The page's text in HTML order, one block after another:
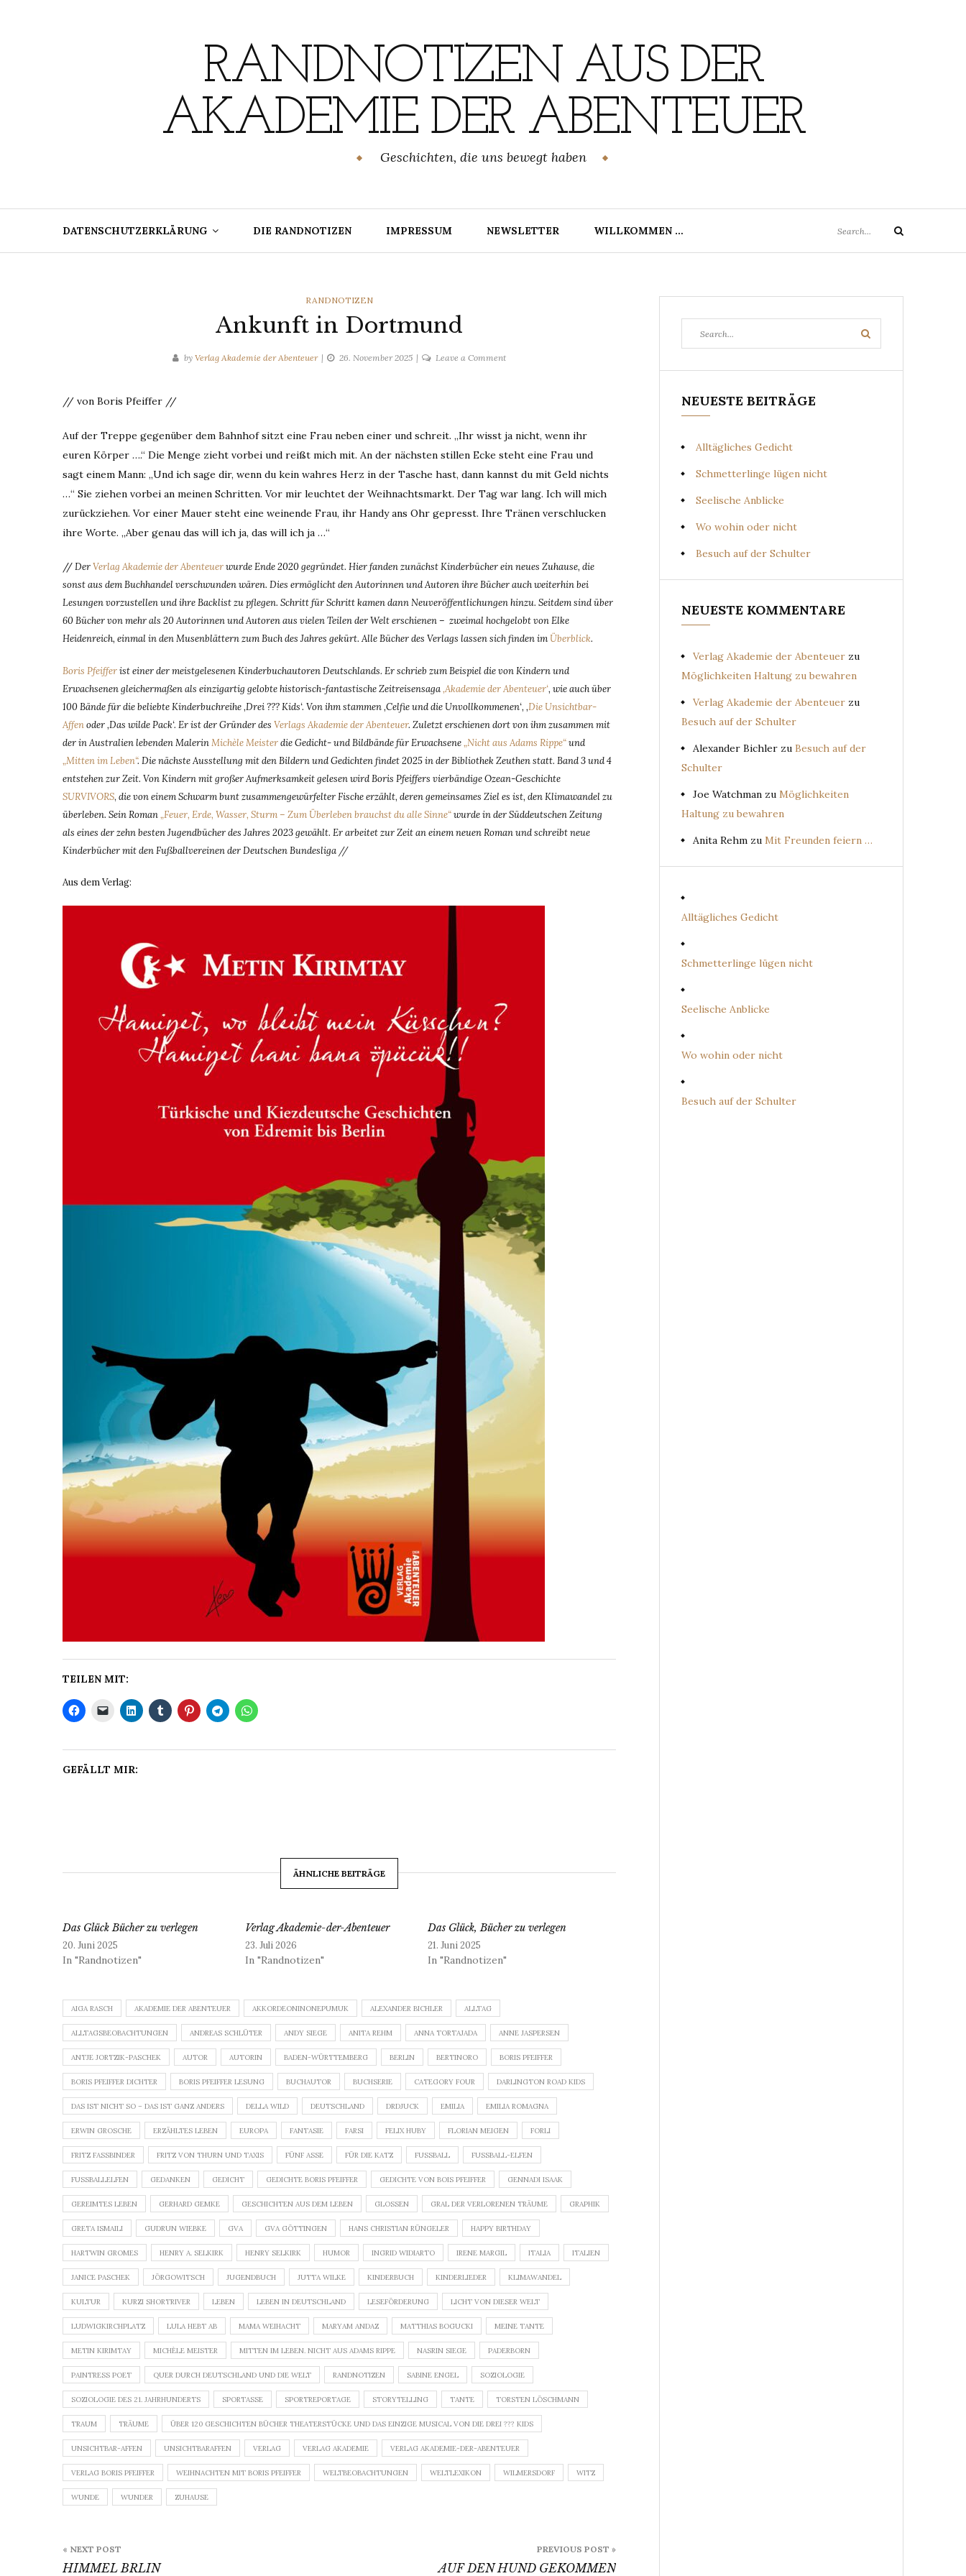
RANDNOTIZEN AUS DER
AKADEMIE DER ABENTEUER
Geschichten, die uns bewegt haben
DATENSCHUTZERKLÄRUNG DIE RANDNOTIZEN IMPRESSUM NEWSLETTER WILLKOMMEN …
for:
Search
CATEGORIES
RANDNOTIZEN
Ankunft in Dortmund
by Verlag Akademie der Abenteuer 26. November 2025 Leave a Commenton
// von Boris Pfeiffer //
Auf der Treppe gegenüber dem Bahnhof sitzt eine Frau neben einer und schreit. „Ihr wisst ja nicht, wenn ihr
euren Körper ….“ Die Menge zieht vorbei und reißt mich mit. An der nächsten stillen Ecke steht eine Frau und
sagt einem Mann: „Und ich sage dir, wenn du kein wahres Herz in der Tasche hast, dann kannst du mit Geld nichts
…“ Sie ziehen vorbei an meinen Schritten. Vor mir leuchtet der Weihnachtsmarkt. Der Tag war lang. Ich will mich
zurückziehen. Vor einer Mauer steht eine weinende Frau, ihr Handy ans Ohr gepresst. Ihre Tränen verschlucken
ihre Worte. „Aber genau das will ich ja, das will ich ja …“
//DerVerlag Akademie der Abenteuerwurde Ende 2020 gegründet. Hier fanden zunächst Kinderbücher ein neues Zuhause, die
sonst aus dem Buchhandel verschwunden wären. Dies ermöglicht den Autorinnen und Autoren ihre Bücher auch weiterhin bei
Lesungen vorzustellen und ihre Backlist zu pflegen. Schritt für Schritt kamen dann Neuveröffentlichungen hinzu. Seitdem sind über
60 Bücher von mehr als 20 Autorinnen und Autoren aus vielen Teilen der Welt erschienen – zweimal hochgelobt von Elke
Heidenreich, einmal in den Musenblättern zum Buch des Jahres gekürt. Alle Bücher des Verlags lassen sich finden imÜberblick.
Boris Pfeifferist einer der meistgelesenen Kinderbuchautoren Deutschlands. Er schrieb zum Beispiel die von Kindern und
Erwachsenen gleichermaßen als einzigartig gelobte historisch-fantastische Zeitreisensaga‚Akademie der Abenteuer‘, wie auch über
100 Bände für die beliebte Kinderbuchreihe ‚Drei ??? Kids‘. Von ihm stammen ‚Celfie und die Unvollkommenen‘, ‚Die Unsichtbar-
Affenoder ‚Das wilde Pack‘. Er ist der Gründer des Verlags Akademie der Abenteuer. Zuletzt erschienen dort von ihm zusammen mit
der in Australien lebenden MalerinMichèle Meisterdie Gedicht- und Bildbände für Erwachsene„Nicht aus Adams Rippe“und
„Mitten im Leben“. Die nächste Ausstellung mit den Bildern und Gedichten findet 2025 in der Bibliothek Zeuthen statt. Band 3 und 4
entstehen zur Zeit. Von Kindern mit großer Aufmerksamkeit gelesen wird Boris Pfeiffers vierbändige Ozean-Geschichte
SURVIVORS, die von einem Schwarm bunt zusammengewürfelter Fische erzählt, deren gemeinsames Ziel es ist, den Klimawandel zu
überleben. Sein Roman„Feuer, Erde, Wasser, Sturm – Zum Überleben brauchst du alle Sinne“wurde in der Süddeutschen Zeitung
als eines der zehn besten Jugendbücher des Jahres 2023 gewählt. Er arbeitet zur Zeit an einem neuen Roman und schreibt neue
Kinderbücher mit den Fußballvereinen der Deutschen Bundesliga //
Aus dem Verlag:
TEILEN MIT:
GEFÄLLT MIR:
ÄHNLICHE BEITRÄGE
Das Glück Bücher zu verlegen
20. Juni 2025
In "Randnotizen"
Verlag Akademie-der-Abenteuer
23. Juli 2026
In "Randnotizen"
Das Glück, Bücher zu verlegen
21. Juni 2025
In "Randnotizen"
AIGA RASCH AKADEMIE DER ABENTEUER AKKORDEONINONEPUMUK ALEXANDER BICHLER ALLTAG
ALLTAGSBEOBACHTUNGEN ANDREAS SCHLÜTER ANDY SIEGE ANITA REHM ANNA TORTAJADA ANNE JASPERSEN
ANTJE JORTZIK-PASCHEK AUTOR AUTORIN BADEN-WÜRTTEMBERG BERLIN BERTINORO BORIS PFEIFFER
BORIS PFEIFFER DICHTER BORIS PFEIFFER LESUNG BUCHAUTOR BUCHSERIE CATEGORY FOUR DARLINGTON ROAD KIDS
DAS IST NICHT SO – DAS IST GANZ ANDERS DELLA WILD DEUTSCHLAND DRDJUCK EMILIA EMILIA ROMAGNA
ERWIN GROSCHE ERZÄHLTES LEBEN EUROPA FANTASIE FARSI FELIX HUBY FLORIAN MEIGEN FORLI
FRITZ FASSBINDER FRITZ VON THURN UND TAXIS FÜNF ASSE FÜR DIE KATZ FUSSBALL FUSSBALL-ELFEN
FUSSBALLELFEN GEDANKEN GEDICHT GEDICHTE BORIS PFEIFFER GEDICHTE VON BOIS PFEIFFER GENNADI ISAAK
GEREIMTES LEBEN GERHARD GEMKE GESCHICHTEN AUS DEM LEBEN GLOSSEN GRAL DER VERLORENEN TRÄUME GRAPHIK
GRETA ISMAILI GUDRUN WIEBKE GVA GVA GÖTTINGEN HANS CHRISTIAN RÜNGELER HAPPY BIRTHDAY
HARTWIN GROMES HENRY A. SELKIRK HENRY SELKIRK HUMOR INGRID WIDIARTO IRENE MARGIL ITALIA ITALIEN
JANICE PASCHEK JÖRGOWITSCH JUGENDBUCH JUTTA WILKE KINDERBUCH KINDERLIEDER KLIMAWANDEL
KULTUR KURZI SHORTRIVER LEBEN LEBEN IN DEUTSCHLAND LESEFÖRDERUNG LICHT VON DIESER WELT
LUDWIGKIRCHPLATZ LULA HEBT AB MAMA WEIHACHT MARYAM ANDAZ MATTHIAS BOGUCKI MEINE TANTE
METIN KIRIMTAY MICHÈLE MEISTER MITTEN IM LEBEN. NICHT AUS ADAMS RIPPE NASRIN SIEGE PADERBORN
PAINTRESS POET QUER DURCH DEUTSCHLAND UND DIE WELT RANDNOTIZEN SABINE ENGEL SOZIOLOGIE
SOZIOLOGIE DES 21. JAHRHUNDERTS SPORTASSE SPORTREPORTAGE STORYTELLING TANTE TORSTEN LÖSCHMANN
TRAUM TRÄUME ÜBER 120 GESCHICHTEN BÜCHER THEATERSTÜCKE UND DAS EINZIGE MUSICAL VON DIE DREI ??? KIDS
UNSICHTBAR-AFFEN UNSICHTBARAFFEN VERLAG VERLAG AKADEMIE VERLAG AKADEMIE-DER-ABENTEUER
VERLAG BORIS PFEIFFER WEIHNACHTEN MIT BORIS PFEIFFER WELTBEOBACHTUNGEN WELTLEXIKON WILMERSDORF WITZ
WUNDE WUNDER ZUHAUSE
PREVIOUS POST »
AUF DEN HUND GEKOMMEN
« NEXT POST
HIMMEL BRLIN
for:
Search
NEUESTE BEITRÄGE
Alltägliches Gedicht
Schmetterlinge lügen nicht
Seelische Anblicke
Wo wohin oder nicht
Besuch auf der Schulter
NEUESTE KOMMENTARE
Verlag Akademie der Abenteuer zu
Möglichkeiten Haltung zu bewahren
Verlag Akademie der Abenteuer zu
Besuch auf der Schulter
Alexander Bichler zu Besuch auf der
Schulter
Joe Watchman zu Möglichkeiten
Haltung zu bewahren
Anita Rehm zu Mit Freunden feiern …
Alltägliches Gedicht
Schmetterlinge lügen nicht
Seelische Anblicke
Wo wohin oder nicht
Besuch auf der Schulter